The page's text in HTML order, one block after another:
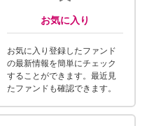
お気に入り
お気に入り登録したファンド
の最新情報を簡単にチェック
することができます。最近見
たファンドも確認できます。